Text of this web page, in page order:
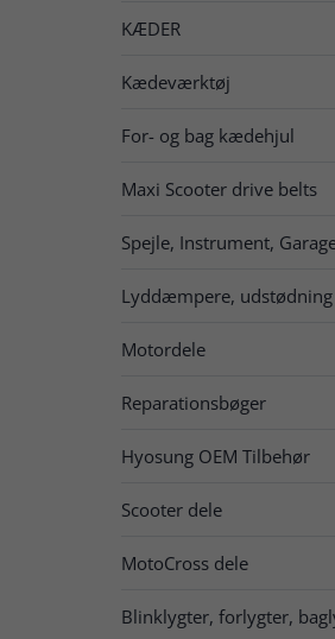
KÆDER
Kædeværktøj
For- og bag kædehjul
Maxi Scooter drive belts
Spejle, Instrument,
Lyddæmpere, udstødning
Motordele
Reparationsbøger
Hyosung OEM Tilbehør
Scooter dele
MotoCross dele
Blinklygter, forlygter,